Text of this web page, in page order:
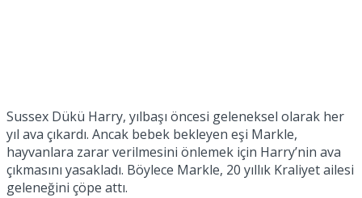
Sussex Dükü Harry, yılbaşı öncesi geleneksel olarak her
yıl ava çıkardı. Ancak bebek bekleyen eşi Markle,
hayvanlara zarar verilmesini önlemek için Harry’nin ava
çıkmasını yasakladı. Böylece Markle, 20 yıllık Kraliyet ailesi
geleneğini çöpe attı.